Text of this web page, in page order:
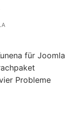
für Joomla
Probleme